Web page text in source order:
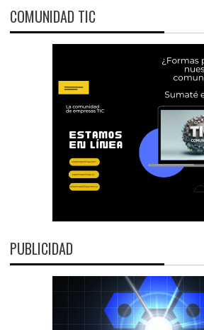
COMUNIDAD TIC
PUBLICIDAD